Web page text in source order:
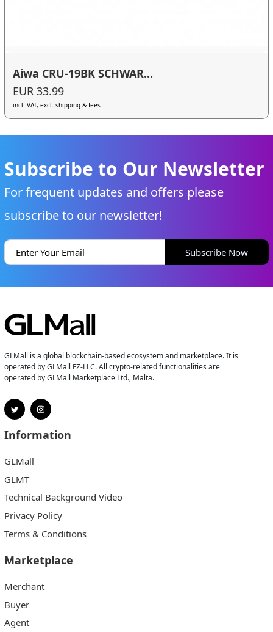
Aiwa CRU-19BK SCHWAR...
EUR 33.99
incl. VAT, excl. shipping & fees
Subscribe to Our Newsletter
For frequent updates and offers please
subscribe to our newsletter!
Subscribe Now
GLMall is a global blockchain-based ecosystem and marketplace. It is
operated by GLMall FZ-LLC. All crypto-related functionalities are
operated by GLMall Marketplace Ltd., Malta.
Information
GLMall
GLMT
Technical Background Video
Privacy Policy
Terms & Conditions
Marketplace
Merchant
Buyer
Agent